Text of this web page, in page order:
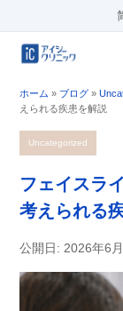
ホーム » ブログ »
えられる疾患を解説
Uncategorized
フェイスラ
考えられる
公開日: 2026年6